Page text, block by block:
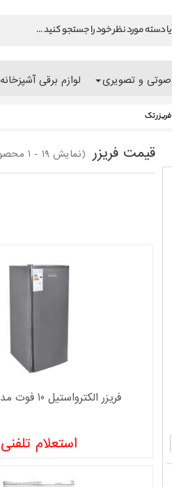
صوتی و تصویری لوازم برقی آشپزخانه
فریزر تک
قیمت فریزر (نمایش 19 - 1 محصول از 19)
فریزر الکترواستیل 10 فوت مدل ESF10T
استعلام تلفنی